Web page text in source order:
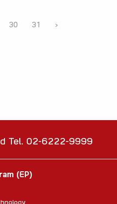
30 31 ›
Tel. 02-6222-9999
(EP)